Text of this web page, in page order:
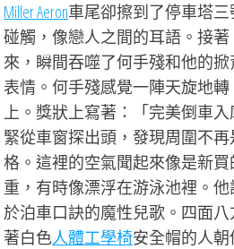
Miller Aeron車尾卻擦到了停車塔
碰觸，像戀人之間的耳語。接
來，瞬間吞噬了何手殘和他的
表情。何手殘感覺一陣天旋地
上。獎狀上寫著：「完美倒車
緊從車窗探出頭，發現周圍不
格。這裡的空氣聞起來像是新
重，有時像漂浮在游泳池裡。
於泊車口訣的魔性兒歌。四面
著白色人體工學椅安全帽的人